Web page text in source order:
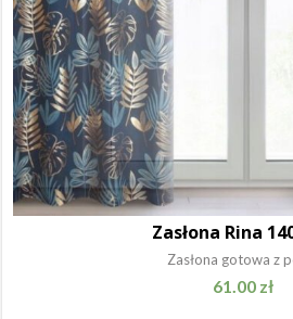
Zasłona Rina
Zasłona gotowa z
61.00 zł